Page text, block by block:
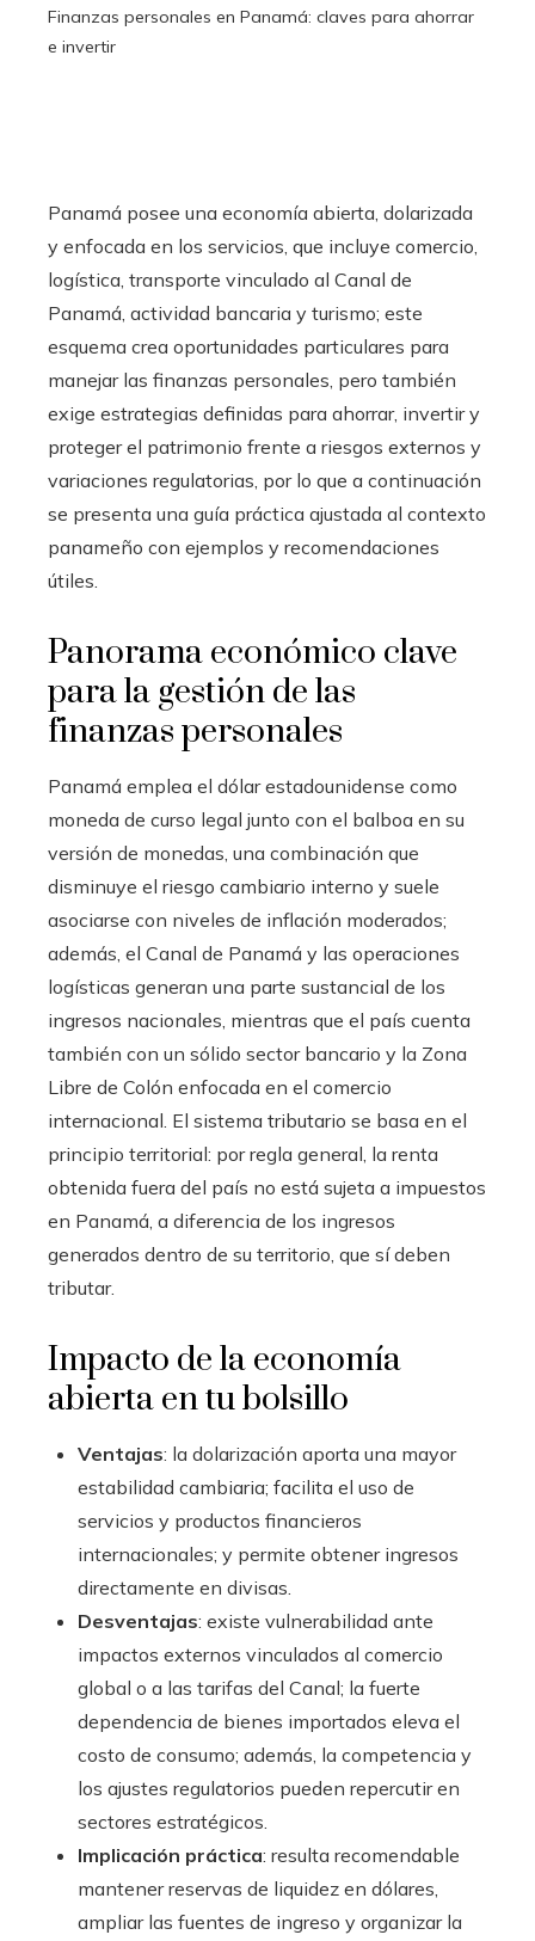
Finanzas personales en Panamá: claves para ahorrar
e invertir
Panamá posee una economía abierta, dolarizada
y enfocada en los servicios, que incluye comercio,
logística, transporte vinculado al Canal de
Panamá, actividad bancaria y turismo; este
esquema crea oportunidades particulares para
manejar las finanzas personales, pero también
exige estrategias definidas para ahorrar, invertir y
proteger el patrimonio frente a riesgos externos y
variaciones regulatorias, por lo que a continuación
se presenta una guía práctica ajustada al contexto
panameño con ejemplos y recomendaciones
útiles.
Panorama económico clave
para la gestión de las
finanzas personales
Panamá emplea el dólar estadounidense como
moneda de curso legal junto con el balboa en su
versión de monedas, una combinación que
disminuye el riesgo cambiario interno y suele
asociarse con niveles de inflación moderados;
además, el Canal de Panamá y las operaciones
logísticas generan una parte sustancial de los
ingresos nacionales, mientras que el país cuenta
también con un sólido sector bancario y la Zona
Libre de Colón enfocada en el comercio
internacional. El sistema tributario se basa en el
principio territorial: por regla general, la renta
obtenida fuera del país no está sujeta a impuestos
en Panamá, a diferencia de los ingresos
generados dentro de su territorio, que sí deben
tributar.
Impacto de la economía
abierta en tu bolsillo
Ventajas: la dolarización aporta una mayor
estabilidad cambiaria; facilita el uso de
servicios y productos financieros
internacionales; y permite obtener ingresos
directamente en divisas.
Desventajas: existe vulnerabilidad ante
impactos externos vinculados al comercio
global o a las tarifas del Canal; la fuerte
dependencia de bienes importados eleva el
costo de consumo; además, la competencia y
los ajustes regulatorios pueden repercutir en
sectores estratégicos.
Implicación práctica: resulta recomendable
mantener reservas de liquidez en dólares,
ampliar las fuentes de ingreso y organizar la